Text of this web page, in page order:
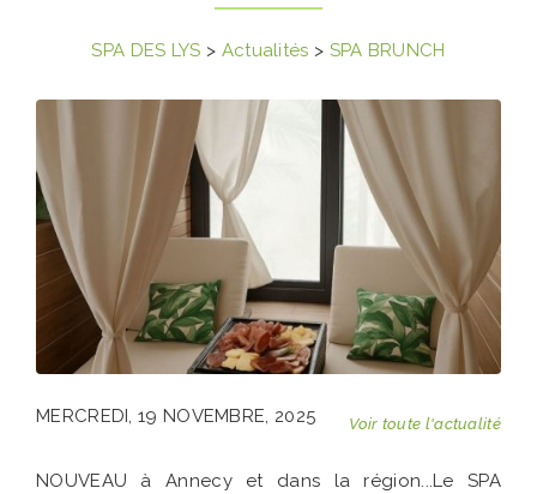
SPA DES LYS > Actualités > SPA BRUNCH
MERCREDI, 19 NOVEMBRE, 2025 Voir toute l'actualité
NOUVEAU à Annecy et dans la région...Le SPA